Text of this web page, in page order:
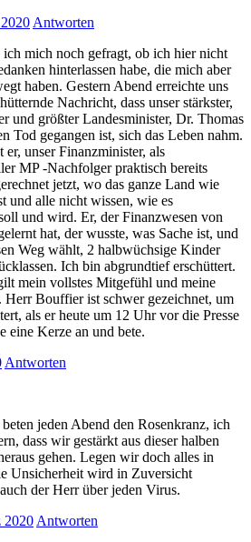
Antworten
ich mich noch gefragt, ob ich hier nicht
hinterlassen habe, die mich aber
haben. Gestern Abend erreichte uns
Nachricht, dass unser stärkster,
und größter Landesminister, Dr. Thomas
Tod gegangen ist, sich das Leben nahm.
er, unser Finanzminister, als
MP -Nachfolger praktisch bereits
jetzt, wo das ganze Land wie
und alle nicht wissen, wie es
und wird. Er, der Finanzwesen von
hat, der wusste, was Sache ist, und
Weg wählt, 2 halbwüchsige Kinder
Ich bin abgrundtief erschüttert.
mein vollstes Mitgefühl und meine
Herr Bouffier ist schwer gezeichnet, um
als er heute um 12 Uhr vor die Presse
eine Kerze an und bete.
Antworten
jeden Abend den Rosenkranz, ich
dass wir gestärkt aus dieser halben
gehen. Legen wir doch alles in
Unsicherheit wird in Zuversicht
der Herr über jeden Virus.
2020 Antworten